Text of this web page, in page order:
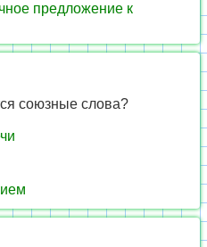
предложение к
союзные слова?